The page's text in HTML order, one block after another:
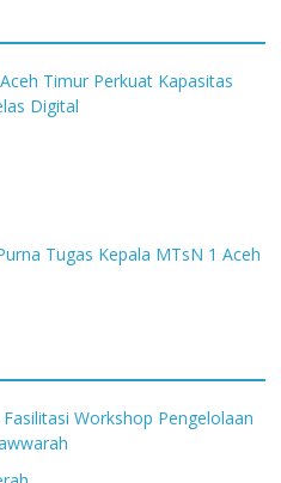
Timur Perkuat Kapasitas
Digital
Tugas Kepala MTsN 1 Aceh
Workshop Pengelolaan